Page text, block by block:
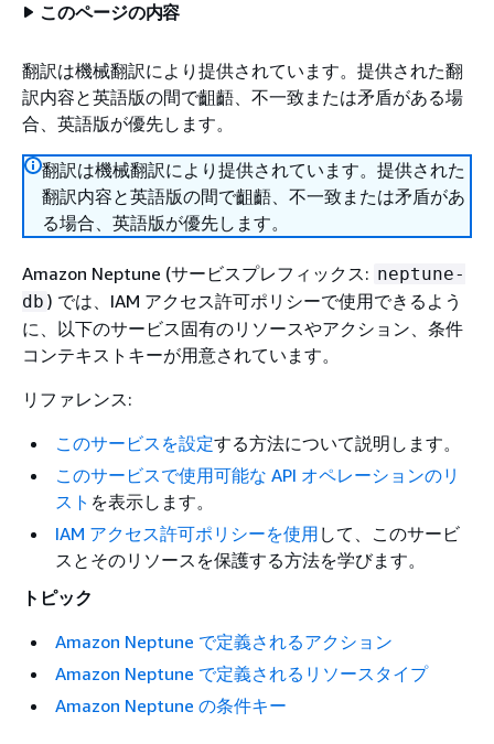
このページの内容
翻訳は機械翻訳により提供されています。提供された翻
訳内容と英語版の間で齟齬、不一致または矛盾がある場
合、英語版が優先します。
翻訳は機械翻訳により提供されています。提供された
翻訳内容と英語版の間で齟齬、不一致または矛盾があ
る場合、英語版が優先します。
Amazon Neptune (サービスプレフィックス: neptune-
db ) では、IAM アクセス許可ポリシーで使用できるよう
に、以下のサービス固有のリソースやアクション、条件
コンテキストキーが用意されています。
リファレンス:
このサービスを設定する方法について説明します。
このサービスで使用可能な API オペレーションのリ
スト を表示します。
IAM アクセス許可ポリシーを使用 して、このサービ
スとそのリソースを保護する方法を学びます。
トピック
Amazon Neptune で定義されるアクション
Amazon Neptune で定義されるリソースタイプ
Amazon Neptune の条件キー